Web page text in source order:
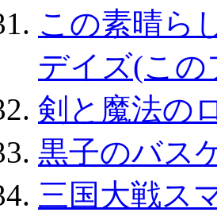
この素晴ら
デイズ(この
剣と魔法の
黒子のバス
三国大戦ス